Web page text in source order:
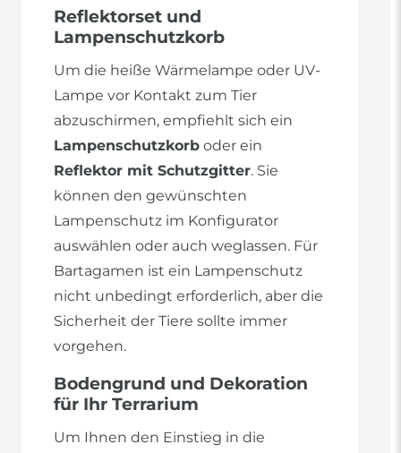
Reflektorset und
Lampenschutzkorb
Um die heiße Wärmelampe oder UV-
Lampe vor Kontakt zum Tier
abzuschirmen, empfiehlt sich ein
Lampenschutzkorb oder ein
Reflektor mit Schutzgitter. Sie
können den gewünschten
Lampenschutz im Konfigurator
auswählen oder auch weglassen. Für
Bartagamen ist ein Lampenschutz
nicht unbedingt erforderlich, aber die
Sicherheit der Tiere sollte immer
vorgehen.
Bodengrund und Dekoration
für Ihr Terrarium
Um Ihnen den Einstieg in die